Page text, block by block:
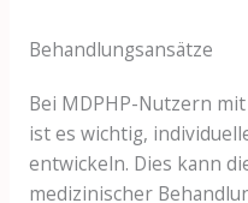
Behandlungsansätze
Bei MDPHP-Nutzern
ist es wichtig,
entwickeln. Dies kann
medizinischer